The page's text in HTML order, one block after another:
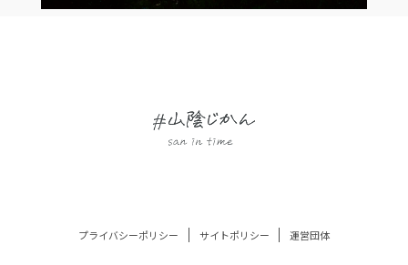
プライバシーポリシー サイトポリシー 運営団体